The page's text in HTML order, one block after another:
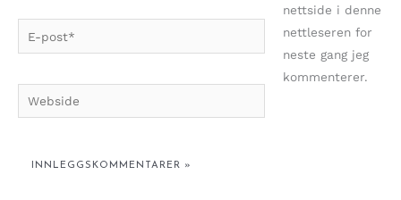
post*
Webside
nettside i denne
nettleseren for
neste gang jeg
kommenterer.